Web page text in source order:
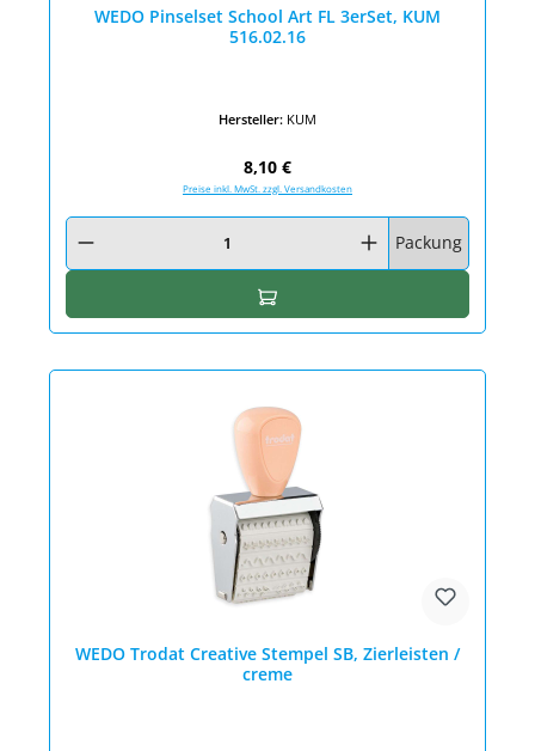
WEDO Pinselset School Art FL 3erSet, KUM
516.02.16
Hersteller: KUM
Regulärer Preis:
8,10 €
Preise inkl. MwSt. zzgl. Versandkosten
Produkt Anzahl: Gib den gewünschten Wert ein oder benutze die
Packung
In den Warenkorb
WEDO Trodat Creative Stempel SB, Zierleisten /
creme